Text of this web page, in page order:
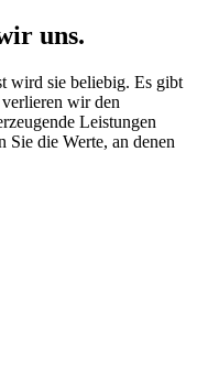
uns.
wird sie beliebig. Es gibt
wir den
Leistungen
Sie die Werte, an denen